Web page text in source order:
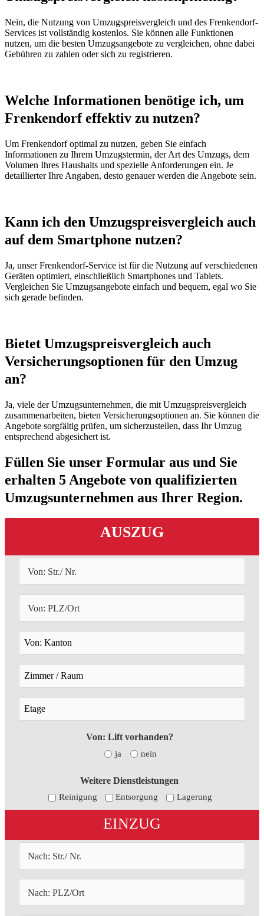
Nein, die Nutzung von Umzugspreisvergleich und des Frenkendorf-
Services ist vollständig kostenlos. Sie können alle Funktionen
nutzen, um die besten Umzugsangebote zu vergleichen, ohne dabei
Gebühren zu zahlen oder sich zu registrieren.
Welche Informationen benötige ich, um
Frenkendorf effektiv zu nutzen?
Um Frenkendorf optimal zu nutzen, geben Sie einfach
Informationen zu Ihrem Umzugstermin, der Art des Umzugs, dem
Volumen Ihres Haushalts und spezielle Anforderungen ein. Je
detaillierter Ihre Angaben, desto genauer werden die Angebote sein.
Kann ich den Umzugspreisvergleich auch
auf dem Smartphone nutzen?
Ja, unser Frenkendorf-Service ist für die Nutzung auf verschiedenen
Geräten optimiert, einschließlich Smartphones und Tablets.
Vergleichen Sie Umzugsangebote einfach und bequem, egal wo Sie
sich gerade befinden.
Bietet Umzugspreisvergleich auch
Versicherungsoptionen für den Umzug
an?
Ja, viele der Umzugsunternehmen, die mit Umzugspreisvergleich
zusammenarbeiten, bieten Versicherungsoptionen an. Sie können die
Angebote sorgfältig prüfen, um sicherzustellen, dass Ihr Umzug
entsprechend abgesichert ist.
Füllen Sie unser Formular aus und Sie
erhalten 5 Angebote von qualifizierten
Umzugsunternehmen aus Ihrer Region.
AUSZUG
Von: Lift vorhanden?
ja
nein
Weitere Dienstleistungen
Reinigung
Entsorgung Lagerung
EINZUG